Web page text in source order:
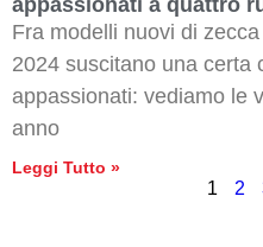
Fra modelli nuovi di
2024 suscitano una certa
appassionati: vediamo le
anno
Leggi Tutto »
1 2